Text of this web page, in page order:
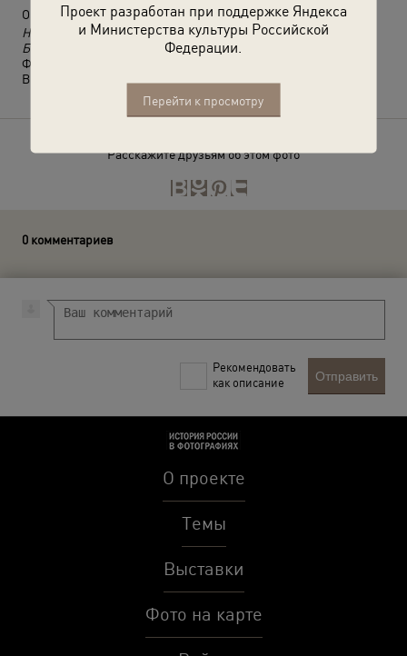
Проект разработан при поддержке Яндекса
и Министерства культуры Российской
Федерации.
Перейти к просмотру
О фотографии:
Николай Федорович Семенов. Прошел всю войну, дошел до
Берлина. Эту фотографию прислал домой из Венгрии.
Фотография из архива пользователя Дарьи.
Выставка
Расскажите друзьям об этом фото
0 комментариев
Рекомендовать
как описание
Отправить
О проекте
Темы
Выставки
Фото на карте